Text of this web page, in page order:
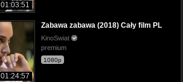
01:03:51
01:24:57
Zabawa zabawa (2018) Cały film PL
KinoSwiat
premium
1080p